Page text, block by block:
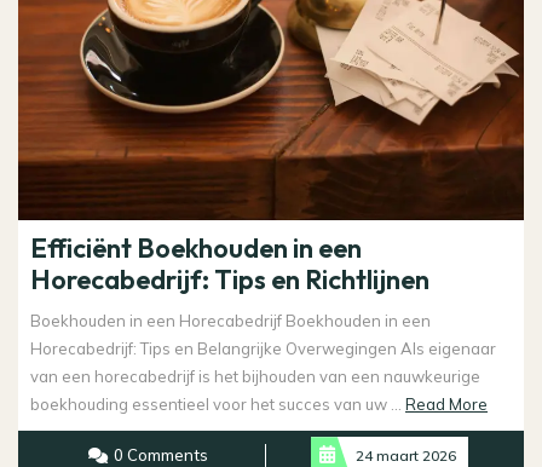
Efficiënt Boekhouden in een
Horecabedrijf: Tips en Richtlijnen
Boekhouden in een Horecabedrijf Boekhouden in een
Horecabedrijf: Tips en Belangrijke Overwegingen Als eigenaar
van een horecabedrijf is het bijhouden van een nauwkeurige
boekhouding essentieel voor het succes van uw ... Read More
More
0 Comments
24 maart 2026